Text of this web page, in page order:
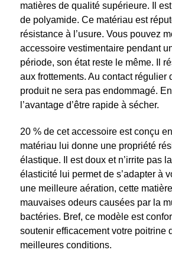
matières de qualité supérieure. Il
de polyamide. Ce matériau est
résistance à l’usure. Vous pouvez
accessoire vestimentaire pendant
période, son état reste le même. Il
aux frottements. Au contact régulier
produit ne sera pas endommagé.
l’avantage d’être rapide à sécher.
20 % de cet accessoire est conçu
matériau lui donne une propriété
élastique. Il est doux et n’irrite pas
élasticité lui permet de s’adapter à
une meilleure aération, cette
mauvaises odeurs causées par la
bactéries. Bref, ce modèle est
soutenir efficacement votre poitrine
meilleures conditions.